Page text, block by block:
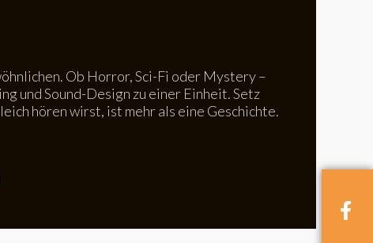
Ob Horror, Sci-Fi oder Mystery –
und Sound-Design zu einer Einheit. Setz
hören wirst, ist mehr als eine Geschichte.